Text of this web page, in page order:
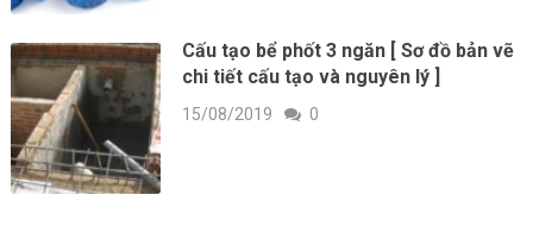
Cấu tạo bể phốt 3 ngăn [ Sơ đồ bản vẽ
chi tiết cấu tạo và nguyên lý ]
15/08/2019 0